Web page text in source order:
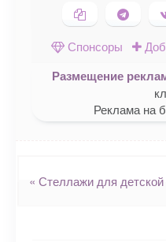
Копировать
Спонсоры
Размещение
Реклама на
« Стеллажи для детской